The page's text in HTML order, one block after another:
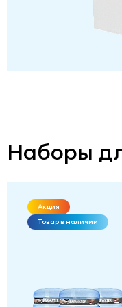
Наборы
Акция
Товар в наличии